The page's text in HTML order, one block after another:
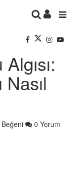
0 Yorum